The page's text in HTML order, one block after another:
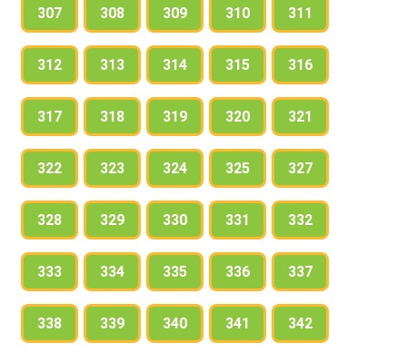
307 308 309 310 311
312 313 314 315 316
317 318 319 320 321
322 323 324 325 327
328 329 330 331 332
333 334 335 336 337
338 339 340 341 342